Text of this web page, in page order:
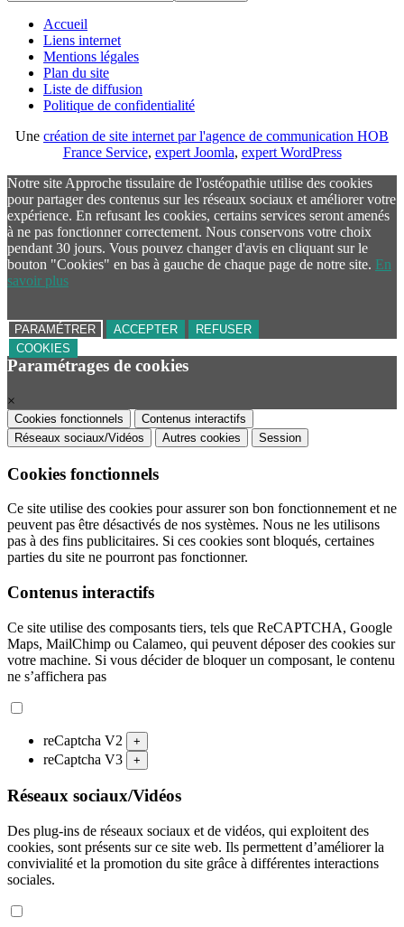
Accueil
Liens internet
Mentions légales
Plan du site
Liste de diffusion
Politique de confidentialité
Une création de site internet par l'agence de communication HOB
France Service, expert Joomla, expert WordPress
Notre site Approche tissulaire de l'ostéopathie utilise des cookies
pour partager des contenus sur les réseaux sociaux et améliorer votre
expérience. En refusant les cookies, certains services seront amenés
à ne pas fonctionner correctement. Nous conservons votre choix
pendant 30 jours. Vous pouvez changer d'avis en cliquant sur le
bouton "Cookies" en bas à gauche de chaque page de notre site. En
savoir plus
PARAMÉTRER ACCEPTER
REFUSER
COOKIES
Paramétrages de cookies
×
Cookies fonctionnels
Contenus interactifs
Réseaux sociaux/Vidéos
Autres cookies Session
Cookies fonctionnels
Ce site utilise des cookies pour assurer son bon fonctionnement et ne
peuvent pas être désactivés de nos systèmes. Nous ne les utilisons
pas à des fins publicitaires. Si ces cookies sont bloqués, certaines
parties du site ne pourront pas fonctionner.
Contenus interactifs
Ce site utilise des composants tiers, tels que ReCAPTCHA, Google
Maps, MailChimp ou Calameo, qui peuvent déposer des cookies sur
votre machine. Si vous décider de bloquer un composant, le contenu
ne s’affichera pas
reCaptcha V2 +
reCaptcha V3 +
Réseaux sociaux/Vidéos
Des plug-ins de réseaux sociaux et de vidéos, qui exploitent des
cookies, sont présents sur ce site web. Ils permettent d’améliorer la
convivialité et la promotion du site grâce à différentes interactions
sociales.